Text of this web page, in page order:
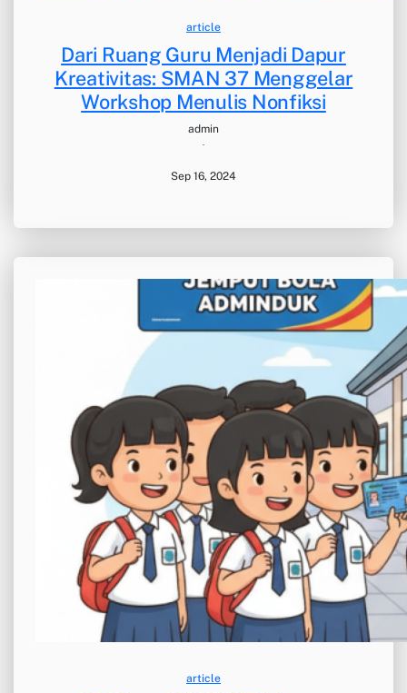
article
Dari Ruang Guru Menjadi Dapur
Kreativitas: SMAN 37 Menggelar
Workshop Menulis Nonfiksi
admin
·
Sep 16, 2024
article